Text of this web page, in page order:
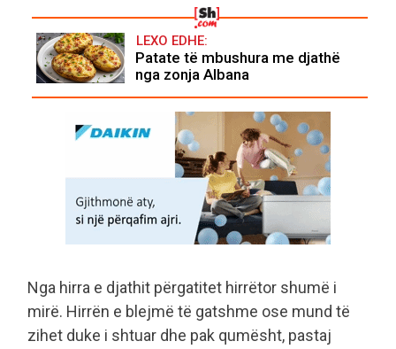
LEXO EDHE:
Patate të mbushura me djathë
nga zonja Albana
Nga hirra e djathit përgatitet hirrëtor shumë i
mirë. Hirrën e blejmë të gatshme ose mund të
zihet duke i shtuar dhe pak qumësht, pastaj